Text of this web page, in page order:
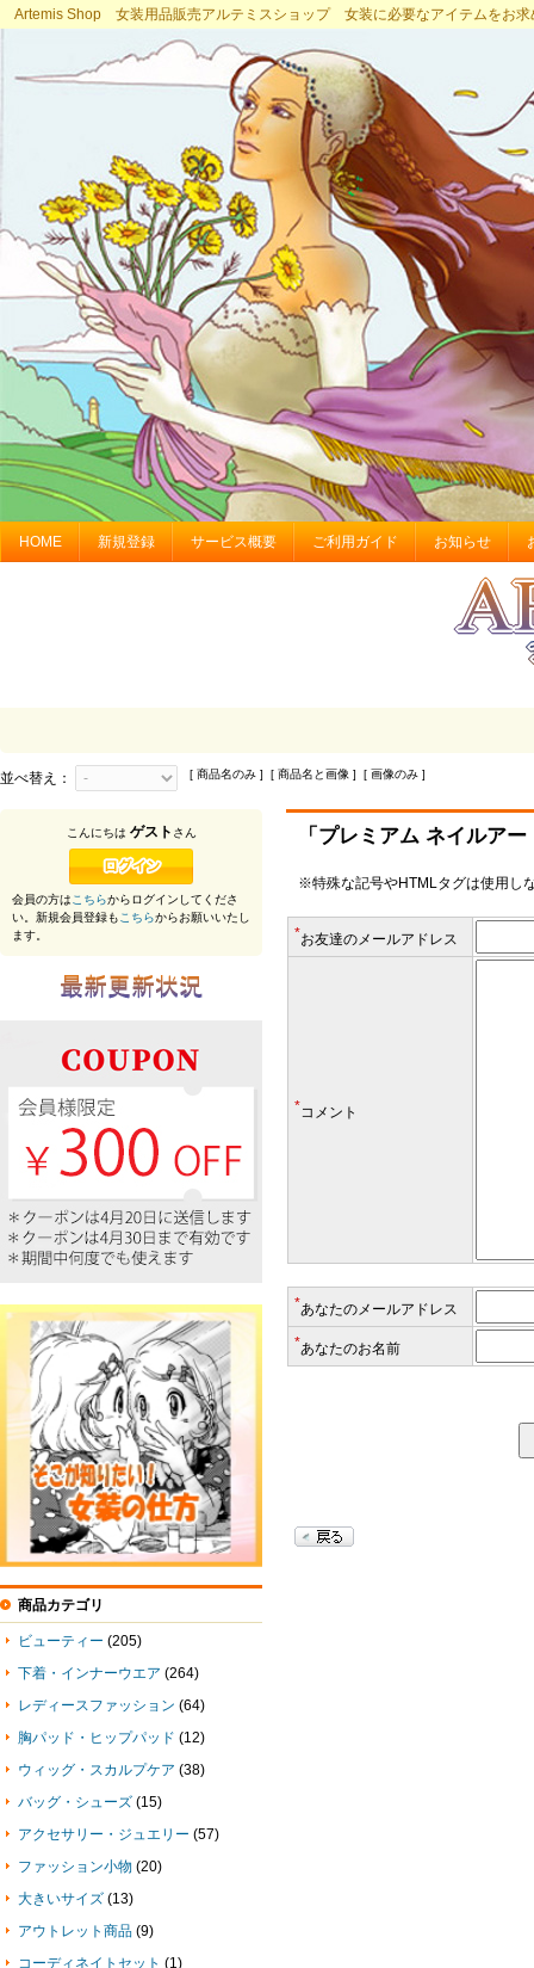
Artemis Shop 女装用品販売アルテミスショップ 女装に必要なアイテムをお求
HOME 新規登録 サービス概要 ご利用ガイド お知らせ
並べ替え： [ 商品名のみ ] [ 商品名と画像 ] [ 画像のみ ]
「プレミアム ネイルア
※特殊な記号やHTMLタグは使用し
*お友達のメールアドレス
*コメント
*あなたのメールアドレス
*あなたのお名前
こんにちは ゲスト さん
会員の方はこちらからログインしてくださ
い。新規会員登録もこちらからお願いいたし
ます。
商品カテゴリ
ビューティー (205)
下着・インナーウエア (264)
レディースファッション (64)
胸パッド・ヒップパッド (12)
ウィッグ・スカルプケア (38)
バッグ・シューズ (15)
アクセサリー・ジュエリー (57)
ファッション小物 (20)
大きいサイズ (13)
アウトレット商品 (9)
コーディネイトセット (1)